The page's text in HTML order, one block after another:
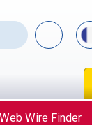
Wire Finder